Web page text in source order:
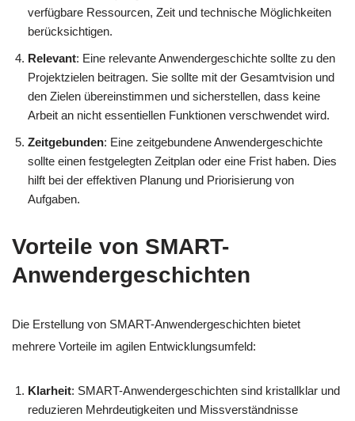
verfügbare Ressourcen, Zeit und technische Möglichkeiten
berücksichtigen.
Relevant: Eine relevante Anwendergeschichte sollte zu den
Projektzielen beitragen. Sie sollte mit der Gesamtvision und
den Zielen übereinstimmen und sicherstellen, dass keine
Arbeit an nicht essentiellen Funktionen verschwendet wird.
Zeitgebunden: Eine zeitgebundene Anwendergeschichte
sollte einen festgelegten Zeitplan oder eine Frist haben. Dies
hilft bei der effektiven Planung und Priorisierung von
Aufgaben.
Vorteile von SMART-
Anwendergeschichten
Die Erstellung von SMART-Anwendergeschichten bietet
mehrere Vorteile im agilen Entwicklungsumfeld:
Klarheit: SMART-Anwendergeschichten sind kristallklar und
reduzieren Mehrdeutigkeiten und Missverständnisse